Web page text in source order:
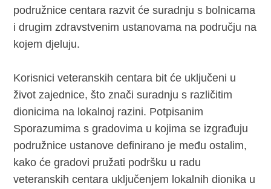
podružnice centara razvit će suradnju s bolnicama
i drugim zdravstvenim ustanovama na području na
kojem djeluju.
Korisnici veteranskih centara bit će uključeni u
život zajednice, što znači suradnju s različitim
dionicima na lokalnoj razini. Potpisanim
Sporazumima s gradovima u kojima se izgrađuju
podružnice ustanove definirano je među ostalim,
kako će gradovi pružati podršku u radu
veteranskih centara uključenjem lokalnih dionika u